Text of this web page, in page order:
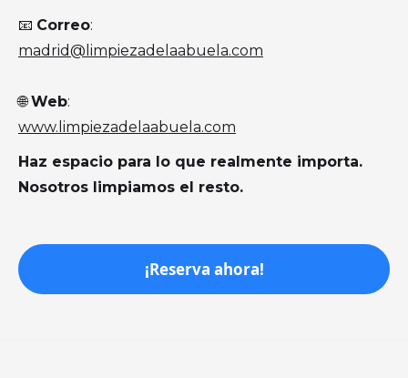
📧 Correo:
madrid@limpiezadelaabuela.com
🌐Web:
www.limpiezadelaabuela.com
Haz espacio para lo que realmente importa.
Nosotros limpiamos el resto.
¡Reserva ahora!